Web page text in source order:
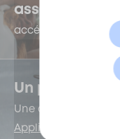
associative ?
accédez au e-
Un problème
Une application est
Application iOS